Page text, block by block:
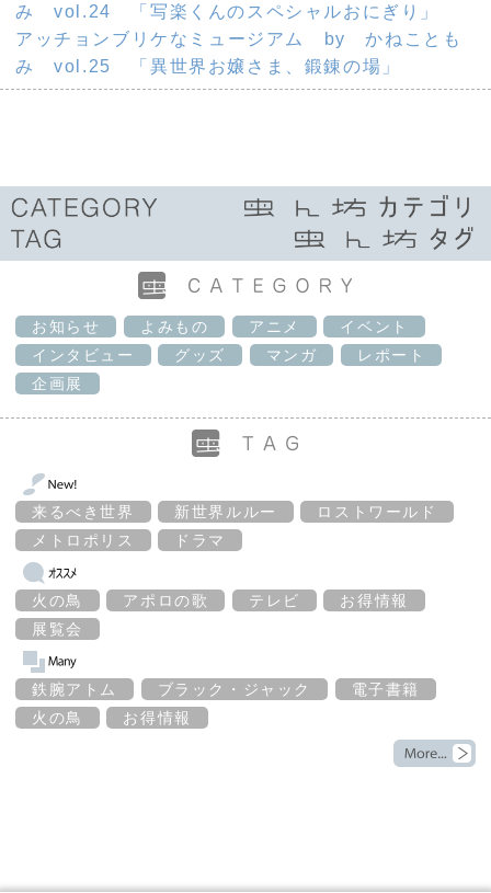
み vol.24 「写楽くんのスペシャルおにぎり」
アッチョンブリケなミュージアム by かねことも
み vol.25 「異世界お嬢さま、鍛錬の場」
お知らせ よみもの アニメ
イベント
インタビュー
グッズ マンガ
レポート
企画展
来るべき世界 新世界ルルー
ロストワールド
メトロポリス
ドラマ
火の鳥 アポロの歌 テレビ
お得情報
展覧会
鉄腕アトム ブラック・ジャック
電子書籍
火の鳥
お得情報